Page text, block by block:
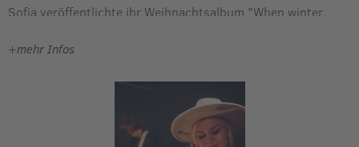
Sofia veröffentlichte ihr Weihnachtsalbum "When winter
in den USA an, wo es als fünft meistgespieltes Album
modernen Produktion neu interpretiert und zu einem
perfekten Weihnachtsgeschenk verbunden.
+mehr Infos